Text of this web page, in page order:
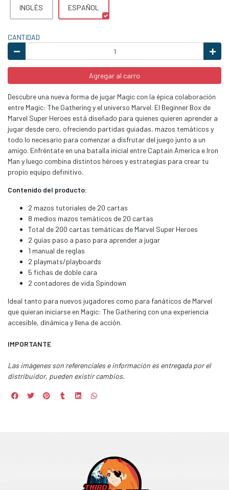
INGLÉS ESPAÑOL
CANTIDAD
Agregar al carro
Descubre una nueva forma de jugar Magic con la épica colaboración
entre Magic: The Gathering y el universo Marvel. El Beginner Box de
Marvel Super Heroes está diseñado para quienes quieren aprender a
jugar desde cero, ofreciendo partidas guiadas, mazos temáticos y
todo lo necesario para comenzar a disfrutar del juego junto a un
amigo. Enfréntate en una batalla inicial entre Captain America e Iron
Man y luego combina distintos héroes y estrategias para crear tu
propio equipo definitivo.
Contenido del producto:
2 mazos tutoriales de 20 cartas
8 medios mazos temáticos de 20 cartas
Total de 200 cartas temáticas de Marvel Super Heroes
2 guías paso a paso para aprender a jugar
1 manual de reglas
2 playmats/playboards
5 fichas de doble cara
2 contadores de vida Spindown
Ideal tanto para nuevos jugadores como para fanáticos de Marvel
que quieran iniciarse en Magic: The Gathering con una experiencia
accesible, dinámica y llena de acción.
IMPORTANTE
Las imágenes son referenciales e información es entregada por el
distribuidor, pueden existir cambios.